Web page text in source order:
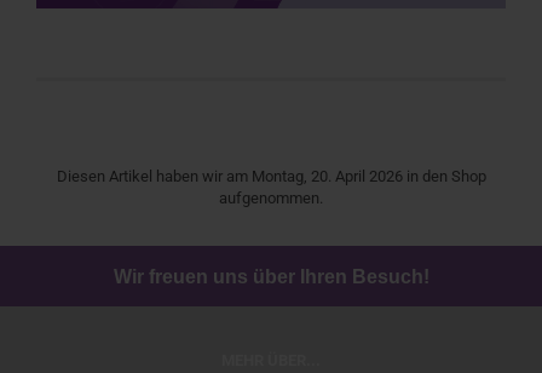
Diesen Artikel haben wir am Montag, 20. April 2026 in den Shop
aufgenommen.
Wir freuen uns über Ihren Besuch!